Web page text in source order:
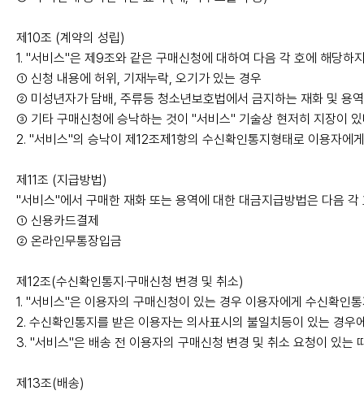
제10조 (계약의 성립)
1. "서비스"은 제9조와 같은 구매신청에 대하여 다음 각 호에 해당하
① 신청 내용에 허위, 기재누락, 오기가 있는 경우
② 미성년자가 담배, 주류등 청소년보호법에서 금지하는 재화 및 용
③ 기타 구매신청에 승낙하는 것이 "서비스" 기술상 현저히 지장이
2. "서비스"의 승낙이 제12조제1항의 수신확인통지형태로 이용자에
제11조 (지급방법)
"서비스"에서 구매한 재화 또는 용역에 대한 대금지급방법은 다음
① 신용카드결제
② 온라인무통장입금
제12조(수신확인통지·구매신청 변경 및 취소)
1. "서비스"은 이용자의 구매신청이 있는 경우 이용자에게 수신확인
2. 수신확인통지를 받은 이용자는 의사표시의 불일치등이 있는 경
3. "서비스"은 배송 전 이용자의 구매신청 변경 및 취소 요청이 있는
제13조(배송)